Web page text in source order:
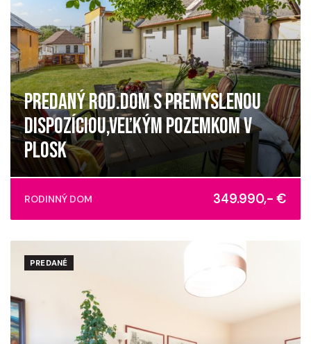
PREDANÝ ROD.DOM S PREMYSLENOU
DISPOZÍCIOU,VEĽKÝM POZEMKOM V
PLOSK
Ploské
RODINNÝ DOM 349.990,- €
PREDANÉ